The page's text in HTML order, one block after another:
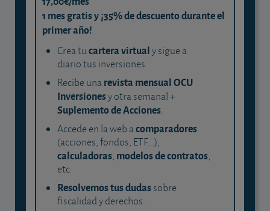
1 mes gratis y ¡35% de descuento durante el
primer año!
Crea tucartera virtualy sigue a
diario tus inversiones.
Recibe unarevista mensual OCU
Inversionesy otra semanal +
Suplemento de Acciones.
Accede en la web acomparadores
(acciones, fondos, ETF...),
calculadoras, modelos de contratos,
etc.
Resolvemos tus dudassobre
fiscalidad y derechos.